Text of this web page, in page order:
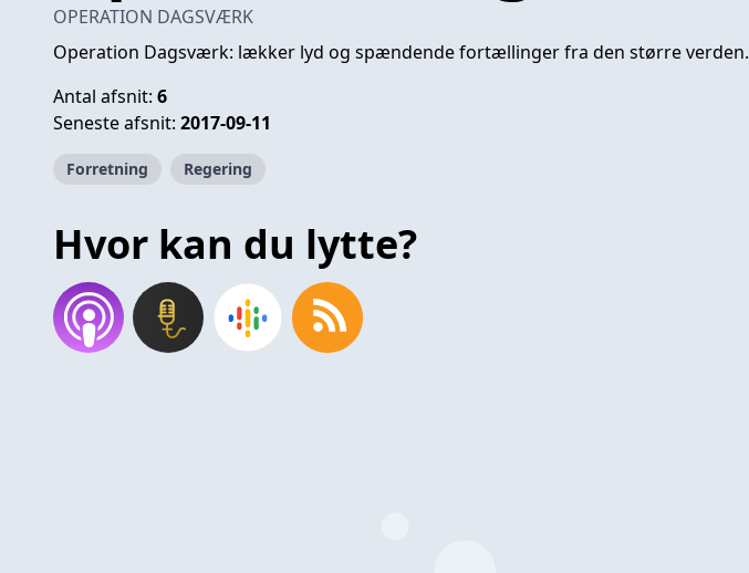
OPERATION DAGSVÆRK
Operation Dagsværk: lækker lyd og spændende fortællinger fra den større verden.
Antal afsnit: 6
Seneste afsnit: 2017-09-11
Forretning Regering
Hvor kan du lytte?